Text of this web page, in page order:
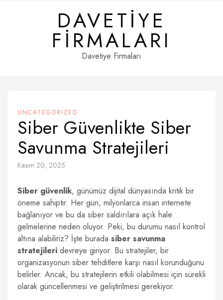
DAVETIYE
FIRMALARI
Davetiye Firmaları
UNCATEGORIZED
Siber Güvenlikte Siber
Savunma Stratejileri
Kasım 20, 2025
Siber güvenlik, günümüz dijital dünyasında kritik bir
öneme sahiptir. Her gün, milyonlarca insan internete
bağlanıyor ve bu da siber saldırılara açık hale
gelmelerine neden oluyor. Peki, bu durumu nasıl kontrol
altına alabiliriz? İşte burada siber savunma
stratejileri devreye giriyor. Bu stratejiler, bir
organizasyonun siber tehditlere karşı nasıl korunduğunu
belirler. Ancak, bu stratejilerin etkili olabilmesi için sürekli
olarak güncellenmesi ve geliştirilmesi gerekiyor.